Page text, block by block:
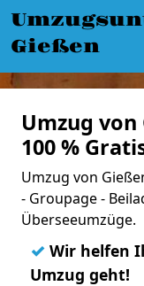
Gießen
Umzug von
100 %
Umzug von
- Groupage -
Überseeumzüge.
✓ Wir helfen
Umzug geht!